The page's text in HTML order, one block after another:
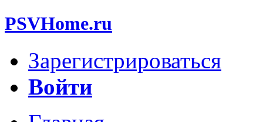
PSVHome.ru
Зарегистрироваться
Войти